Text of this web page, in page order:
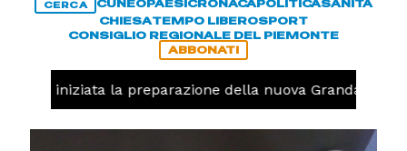
CERCA CUNEOPAESICRONACAPOLITICASANITÀ
CHIESATEMPO LIBEROSPORT
CONSIGLIO REGIONALE DEL PIEMONTE
ABBONATI
iniziata la preparazione della nuova Granda Volley